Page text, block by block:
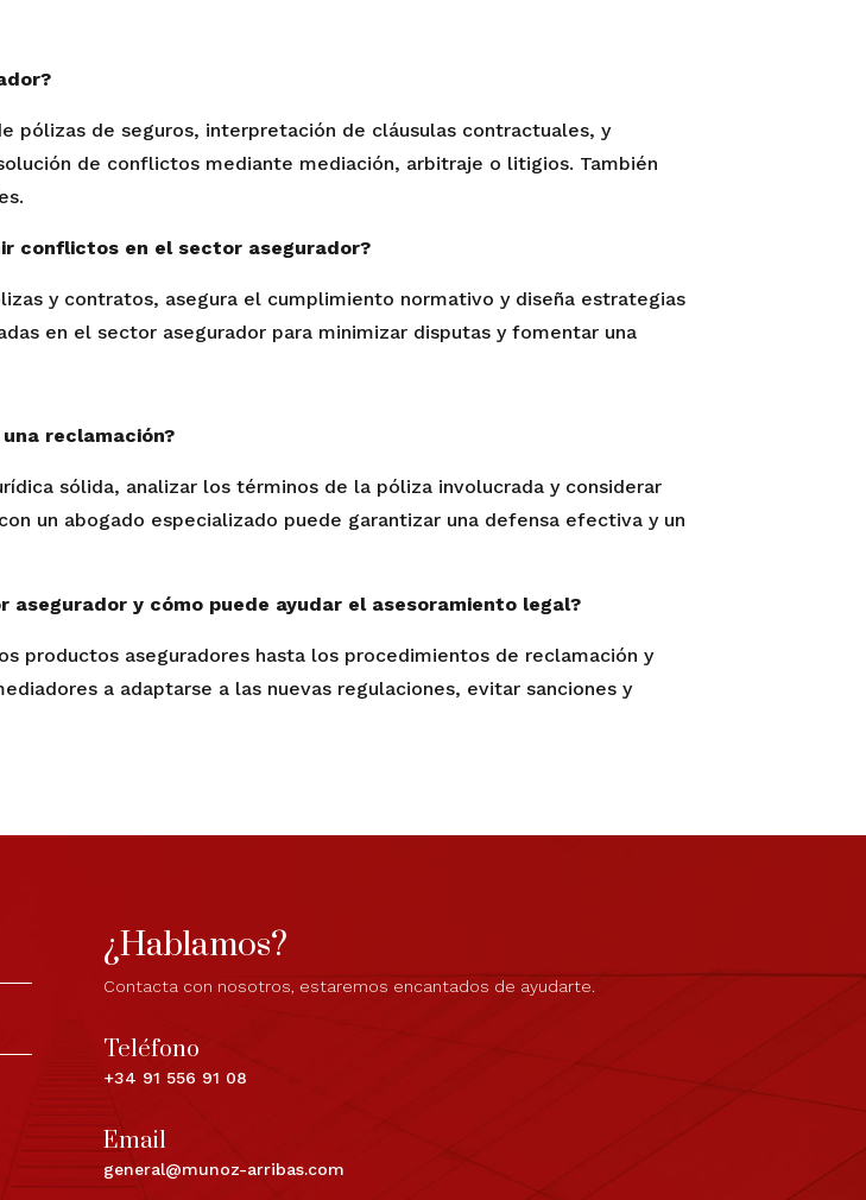
pólizas de seguros, interpretación de cláusulas contractuales, y
de conflictos mediante mediación, arbitraje o litigios. También
conflictos en el sector asegurador?
y contratos, asegura el cumplimiento normativo y diseña estrategias
en el sector asegurador para minimizar disputas y fomentar una
reclamación?
sólida, analizar los términos de la póliza involucrada y considerar
un abogado especializado puede garantizar una defensa efectiva y un
y cómo puede ayudar el asesoramiento legal?
productos aseguradores hasta los procedimientos de reclamación y
a adaptarse a las nuevas regulaciones, evitar sanciones y
¿Hablamos?
Contacta con nosotros, estaremos encantados de ayudarte.
Teléfono
+34 91 556 91 08
Email
general@munoz-arribas.com